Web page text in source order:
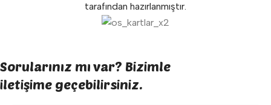
tarafından hazırlanmıştır.
Sorularınız mı var? Bizimle
iletişime geçebilirsiniz.